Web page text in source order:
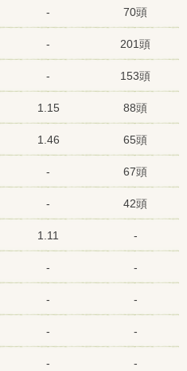
- 70頭
- 201頭
- 153頭
1.15 88頭
1.46 65頭
- 67頭
- 42頭
1.11 -
- -
- -
- -
- -